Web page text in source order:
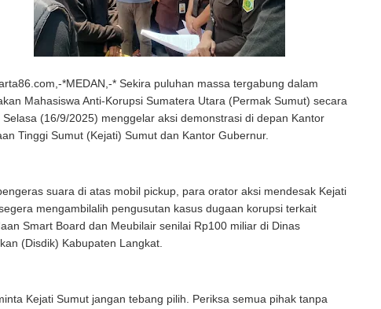
*MEDAN,-* Sekira puluhan massa tergabung dalam
Mahasiswa Anti-Korupsi Sumatera Utara (Permak Sumut) secara
Selasa (16/9/2025) menggelar aksi demonstrasi di depan Kantor
Tinggi Sumut (Kejati) Sumut dan Kantor Gubernur.
suara di atas mobil pickup, para orator aksi mendesak Kejati
mengambilalih pengusutan kasus dugaan korupsi terkait
Smart Board dan Meubilair senilai Rp100 miliar di Dinas
(Disdik) Kabupaten Langkat.
Kejati Sumut jangan tebang pilih. Periksa semua pihak tanpa